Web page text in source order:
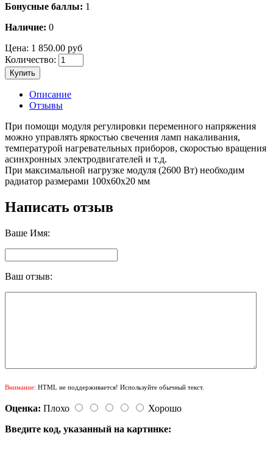
Бонусные баллы: 1
Наличие: 0
Цена: 1 850.00 руб
Количество:
Купить
Описание
Отзывы
При помощи модуля регулировки переменного напряжения
можно управлять яркостью свечения ламп накаливания,
температурой нагревательных приборов, скоростью вращения
асинхронных электродвигателей и т.д.
При максимальной нагрузке модуля (2600 Вт) необходим
радиатор размерами 100х60х20 мм
Написать отзыв
Ваше Имя:
Ваш отзыв:
Внимание: HTML не поддерживается! Используйте обычный текст.
Оценка: Плохо
Хорошо
Введите код, указанный на картинке: